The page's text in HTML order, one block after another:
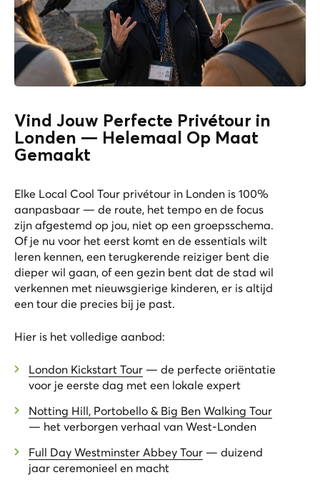
Vind Jouw Perfecte Privétour in
Londen — Helemaal Op Maat
Gemaakt
Elke Local Cool Tour privétour in Londen is 100%
aanpasbaar — de route, het tempo en de focus
zijn afgestemd op jou, niet op een groepsschema.
Of je nu voor het eerst komt en de essentials wilt
leren kennen, een terugkerende reiziger bent die
dieper wil gaan, of een gezin bent dat de stad wil
verkennen met nieuwsgierige kinderen, er is altijd
een tour die precies bij je past.
Hier is het volledige aanbod:
London Kickstart Tour — de perfecte oriëntatie
voor je eerste dag met een lokale expert
Notting Hill, Portobello & Big Ben Walking Tour
— het verborgen verhaal van West-Londen
Full Day Westminster Abbey Tour — duizend
jaar ceremonieel en macht